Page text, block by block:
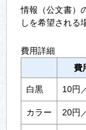
情報（公文書）
しを希望される
費用詳細
費
白黒 10円
カラー 20円